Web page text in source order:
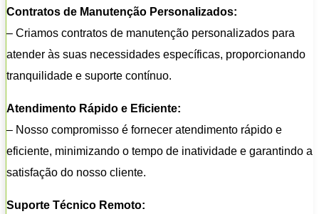
Contratos de Manutenção Personalizados:
– Criamos contratos de manutenção personalizados para
atender às suas necessidades específicas, proporcionando
tranquilidade e suporte contínuo.
Atendimento Rápido e Eficiente:
– Nosso compromisso é fornecer atendimento rápido e
eficiente, minimizando o tempo de inatividade e garantindo a
satisfação do nosso cliente.
Suporte Técnico Remoto: